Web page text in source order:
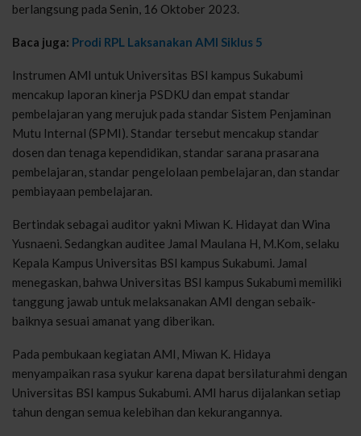
berlangsung pada Senin, 16 Oktober 2023.
Baca juga: Prodi RPL Laksanakan AMI Siklus 5
Instrumen AMI untuk Universitas BSI kampus Sukabumi
mencakup laporan kinerja PSDKU dan empat standar
pembelajaran yang merujuk pada standar Sistem Penjaminan
Mutu Internal (SPMI). Standar tersebut mencakup standar
dosen dan tenaga kependidikan, standar sarana prasarana
pembelajaran, standar pengelolaan pembelajaran, dan standar
pembiayaan pembelajaran.
Bertindak sebagai auditor yakni Miwan K. Hidayat dan Wina
Yusnaeni. Sedangkan auditee Jamal Maulana H, M.Kom, selaku
Kepala Kampus Universitas BSI kampus Sukabumi. Jamal
menegaskan, bahwa Universitas BSI kampus Sukabumi memiliki
tanggung jawab untuk melaksanakan AMI dengan sebaik-
baiknya sesuai amanat yang diberikan.
Pada pembukaan kegiatan AMI, Miwan K. Hidaya
menyampaikan rasa syukur karena dapat bersilaturahmi dengan
Universitas BSI kampus Sukabumi. AMI harus dijalankan setiap
tahun dengan semua kelebihan dan kekurangannya.